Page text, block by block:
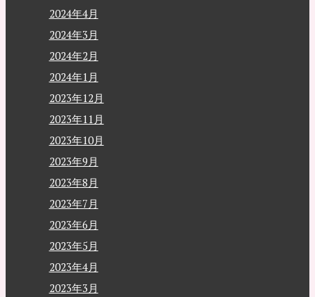
2024年4月
2024年3月
2024年2月
2024年1月
2023年12月
2023年11月
2023年10月
2023年9月
2023年8月
2023年7月
2023年6月
2023年5月
2023年4月
2023年3月